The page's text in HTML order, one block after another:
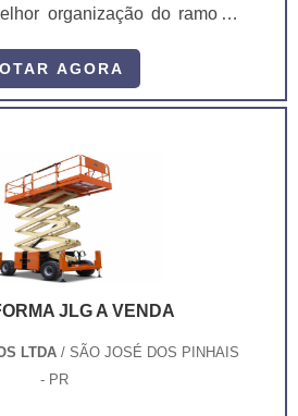
organização do ramo e
é por peças para motor Deutz
melhor mão de obra da ASL
SOBRE PEÇAS PARA
AGORA
JLG A VENDA
LTDA / SÃO JOSÉ DOS PINHAIS
- PR